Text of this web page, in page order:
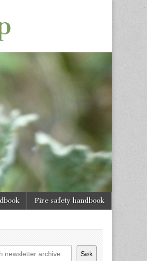
Fire safety handbook
Søk